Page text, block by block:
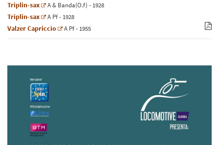
Triplin-sax A& Banda(O.f) - 1928
Triplin-sax A Pf- 1928
Valzer Capriccio A Pf- 1955